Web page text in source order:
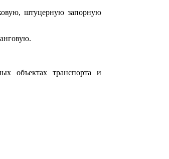
штуцерную запорную
объектах транспорта и